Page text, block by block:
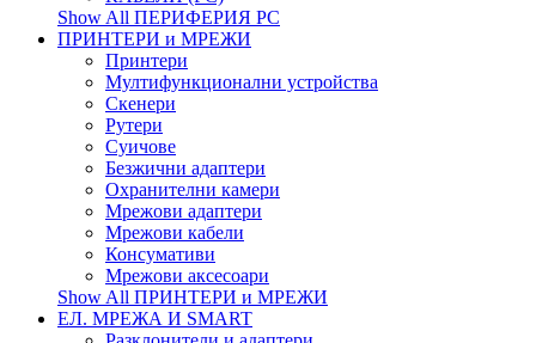
Show All ПЕРИФЕРИЯ PC
ПРИНТЕРИ и МРЕЖИ
Принтери
Мултифункционални устройства
Скенери
Рутери
Суичове
Безжични адаптери
Охранителни камери
Мрежови адаптери
Мрежови кабели
Консумативи
Мрежови аксесоари
Show All ПРИНТЕРИ и МРЕЖИ
ЕЛ. МРЕЖА И SMART